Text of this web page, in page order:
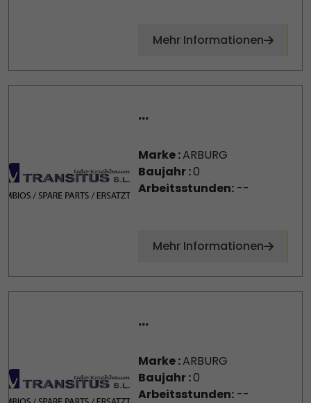
Mehr Informationen
...
Marke :ARBURG
Baujahr :0
Arbeitsstunden:--
Mehr Informationen
...
Marke :ARBURG
Baujahr :0
Arbeitsstunden:--